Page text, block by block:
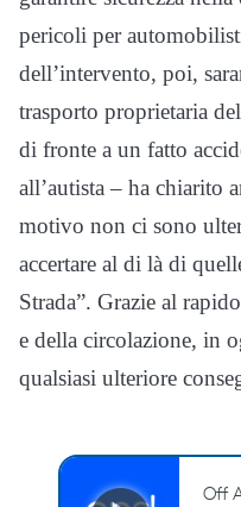
pericoli per
dell’intervento, poi,
trasporto proprietaria
di fronte a un fatto
all’autista – ha chiarito
motivo non ci sono
accertare al di là di
Strada”. Grazie al
e della circolazione, in
qualsiasi ulteriore